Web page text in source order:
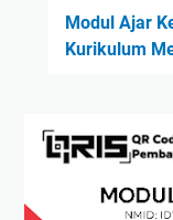
Modul Ajar
Kurikulum